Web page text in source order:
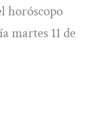
horóscopo
martes 11 de